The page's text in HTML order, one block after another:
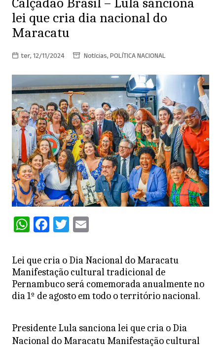
lei que cria dia nacional do
Maracatu
ter, 12/11/2024 Notícias,POLÍTICA NACIONAL
W
at
s
A
p
p
F
c
e
b
o
k
T
itt
er
E
ai
l
Lei que cria o Dia Nacional do Maracatu
Manifestação cultural tradicional de
Pernambuco será comemorada anualmente no
dia 1º de agosto em todo o território nacional.
Presidente Lula sanciona lei que cria o Dia
Nacional do Maracatu Manifestação cultural